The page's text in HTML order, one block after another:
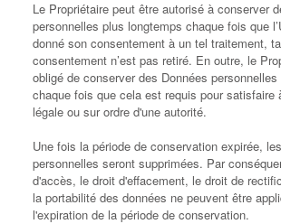
Le Propriétaire peut être autorisé à conserver
personnelles plus longtemps chaque fois que
donné son consentement à un tel traitement,
consentement n’est pas retiré. En outre, le
obligé de conserver des Données
chaque fois que cela est requis pour satisfaire
légale ou sur ordre d'une autorité.
Une fois la période de conservation expirée,
personnelles seront supprimées. Par
d'accès, le droit d'effacement, le droit de
la portabilité des données ne peuvent être
l'expiration de la période de conservation.